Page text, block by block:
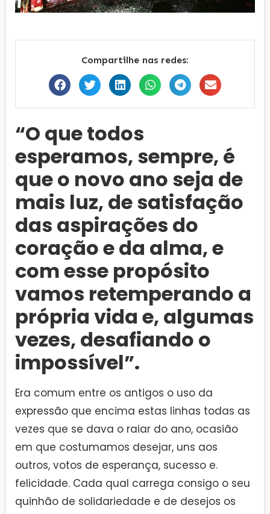
Compartilhe nas redes:
“O que todos
esperamos, sempre, é
que o novo ano seja de
mais luz, de satisfação
das aspirações do
coração e da alma, e
com esse propósito
vamos retemperando a
própria vida e, algumas
vezes, desafiando o
impossível”.
Era comum entre os antigos o uso da
expressão que encima estas linhas todas as
vezes que se dava o raiar do ano, ocasião
em que costumamos desejar, uns aos
outros, votos de esperança, sucesso e.
felicidade. Cada qual carrega consigo o seu
quinhão de solidariedade e de desejos os